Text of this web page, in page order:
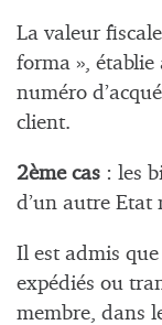
La valeur
forma », établie
numéro
client.
2ème cas : les
d’un autre Etat
Il est admis
expédiés ou
membre, dans